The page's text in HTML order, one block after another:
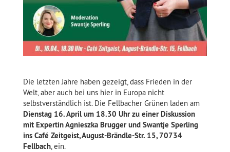
Die letzten Jahre haben gezeigt, dass Frieden in der
Welt, aber auch bei uns hier in Europa nicht
selbstverständlich ist. Die Fellbacher Grünen laden am
Dienstag 16. April um 18.30 Uhr zu einer Diskussion
mit Expertin Agnieszka Brugger und Swantje Sperling
ins Café Zeitgeist, August-Brändle-Str. 15, 70734
Fellbach, ein.